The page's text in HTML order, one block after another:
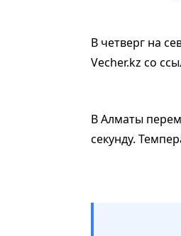
В четверг на
Vecher.kz cо
В Алматы
секунду.